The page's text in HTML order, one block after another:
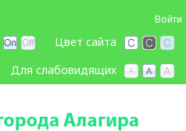
Войти
Цвет сайта
Для слабовидящих